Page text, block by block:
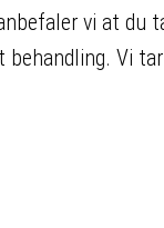
vi at du
behandling. Vi